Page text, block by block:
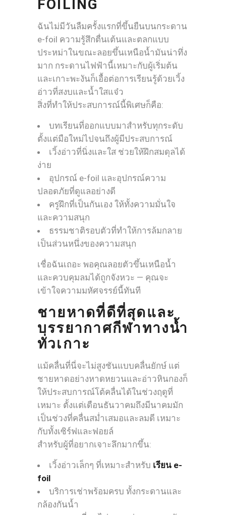
FOILING
ฉันไม่มีวันลืมครั้งแรกที่ขึ้นยืนบนกระดาน
e-foil ความรู้สึกตื่นเต้นและตลกแบบ
ประหม่าในขณะลอยขึ้นเหนือน้ำมันน่าทึ่ง
มาก กระดานไฟฟ้านี้เหมาะกับผู้เริ่มต้น
และเกาะพะงันก็เอื้อต่อการเรียนรู้ด้วยเวิ้ง
อ่าวที่สงบและน้ำใสแจ๋ว
สิ่งที่ทำให้ประสบการณ์นี้พิเศษก็คือ:
บทเรียนที่ออกแบบมาสำหรับทุกระดับ
ตั้งแต่มือใหม่ไปจนถึงผู้มีประสบการณ์
เวิ้งอ่าวที่นิ่งและใส ช่วยให้ฝึกสมดุลได้
ง่าย
อุปกรณ์ e-foil และอุปกรณ์ความ
ปลอดภัยที่ดูแลอย่างดี
ครูฝึกที่เป็นกันเอง ให้ทั้งความมั่นใจ
และความสนุก
ธรรมชาติรอบตัวที่ทำให้การล้มกลาย
เป็นส่วนหนึ่งของความสนุก
เชื่อฉันเถอะ พอคุณลอยตัวขึ้นเหนือน้ำ
และควบคุมลมได้ถูกจังหวะ — คุณจะ
เข้าใจความมหัศจรรย์นี้ทันที
ชายหาดที่ดีที่สุดและ
บรรยากาศกีฬาทางน้ำ
ทั่วเกาะ
แม้คลื่นที่นี่จะไม่สูงชันแบบคลื่นยักษ์ แต่
ชายหาดอย่างหาดหยวนและอ่าวหินกองก็
ให้ประสบการณ์โต้คลื่นได้ในช่วงฤดูที่
เหมาะ ตั้งแต่เดือนธันวาคมถึงมีนาคมมัก
เป็นช่วงที่คลื่นสม่ำเสมอและลมดี เหมาะ
กับทั้งเซิร์ฟและฟอยล์
สำหรับผู้ที่อยากเจาะลึกมากขึ้น:
เวิ้งอ่าวเล็กๆ ที่เหมาะสำหรับ เรียน e-
foil
บริการเช่าพร้อมครบ ทั้งกระดานและ
กล้องกันน้ำ